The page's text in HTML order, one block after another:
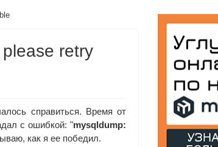
retry
справиться. Время от
с ошибкой: "mysqldump:
как я ее победил.